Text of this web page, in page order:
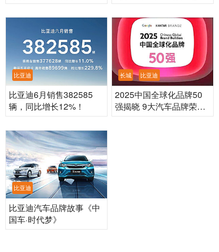
强？
能风暴！
比亚迪
比亚迪6月销售382585
辆，同比增长12%！
长城 比亚迪
2025中国全球化品牌50
强揭晓 9大汽车品牌荣耀
入围
比亚迪
比亚迪汽车品牌故事《中
国车·时代梦》